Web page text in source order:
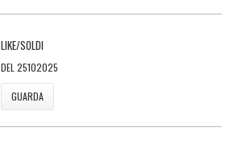
LIKE/SOLDI
DEL 25102025
GUARDA